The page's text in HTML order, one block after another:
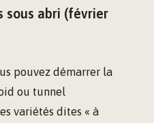
sous abri (février
pouvez démarrer la
ou tunnel
variétés dites « à